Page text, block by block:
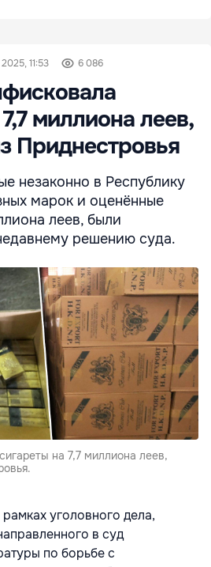
11:53 6 086
миллиона леев,
Приднестровья
незаконно в Республику
марок и оценённые
леев, были
решению суда.
на 7,7 миллиона леев,
уголовного дела,
в суд
по борьбе с